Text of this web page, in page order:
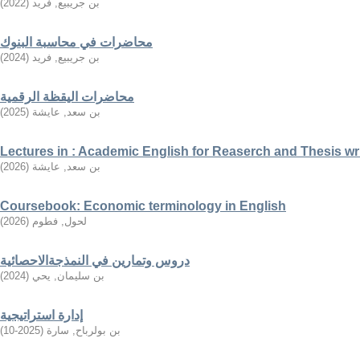
بن جريبيع, فريد (
2022
)
محاضرات في محاسبة البنوك
بن جريبيع, فريد (
2024
)
محاضرات اليقظة الرقمية
بن سعد, عايشة (
2025
)
Lectures in : Academic English for Reaserch and Thesis
بن سعد, عايشة (
2026
)
Coursebook: Economic terminology in English
لحول, فطوم (
2026
)
دروس وتمارين في النمذجةالاحصائية
بن سليمان, يحي (
2024
)
إدارة استراتيجية
بن بولرباح, سارة (
2025-10
)